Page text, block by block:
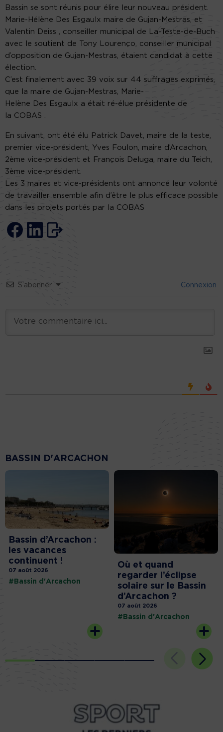
Bassin se sont réunis pour élire leur nouveau président.
Marie-Hélène Des Esgaulx maire de Gujan-Mestras, et
Valentin Deiss , conseiller municipal de La-Teste-de-Buch
avec le soutient de Tony Lourenço, conseiller municipal
d’opposition de Gujan-Mestras, étaient candidat à cette
élection.
C’est finalement avec 39 voix sur 44 suffrages exprimés,
que la maire de Gujan-Mestras,
Marie-
Helène Des Esgaulx a était ré-élue présidente de
la COBAS
En suivant, ont été élu Patrick Davet , maire de la teste,
premier vice-président, Yves Foulon, maire d’Arcachon,
2ème vice-président et François Deluga, maire du Teich
3ème vice-président.
Les 3 maires et vice-présidents ont annoncé leur volonté
de travailler ensemble afin d’être le plus efficace possible
dans les projets portés par la COBAS
S’abonner Connexion
BASSIN D'ARCACHON
Bassin d’Arcachon :
les vacances
continuent !
07 août 2026
#Bassin d'Arcachon
Où et quand
regarder l’éclipse
solaire sur le Bassin
d’Arcachon ?
07 août 2026
#Bassin d'Arcachon